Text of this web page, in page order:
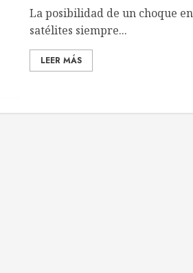
La posibilidad de un choque
satélites siempre...
LEER MÁS